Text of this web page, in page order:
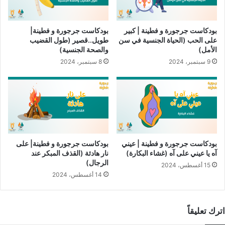
فريق الإعداد
السناريو والإعداد: أسيل ياسين، يامن نوح،نداء رضوان، و
حجازي.
الأداء الصوتي: أسيل ياسين.
الإشراف العام: عبيدة فرج الله
من إنتاجراديو النجاحالذي يضمن جودة عالية للبودكاست وتقديم
معلومات دقيقة وموثوقة.
شارك هذا الموضوع:
تويتر فيس بوك البريد الإلكتروني
WhatsApp
LinkedIn
بودكاست جرجورة و فطينة | كبير
على الحب (الحياة الجنسية في سن
الأمل)
9 سبتمبر، 2024
بودكاست جرجورة و فطينة|
طويل..قصير (طول القضيب
والصحة الجنسية)
8 سبتمبر، 2024
بودكاست جرجورة و فطينة | عيني
آه يا عيني على آه (غشاء البكارة)
15 أغسطس، 2024
بودكاست جرجورة و فطينة| على
نار هادئة (القذف المبكر عند
الرجال)
14 أغسطس، 2024
اترك تعليقاً